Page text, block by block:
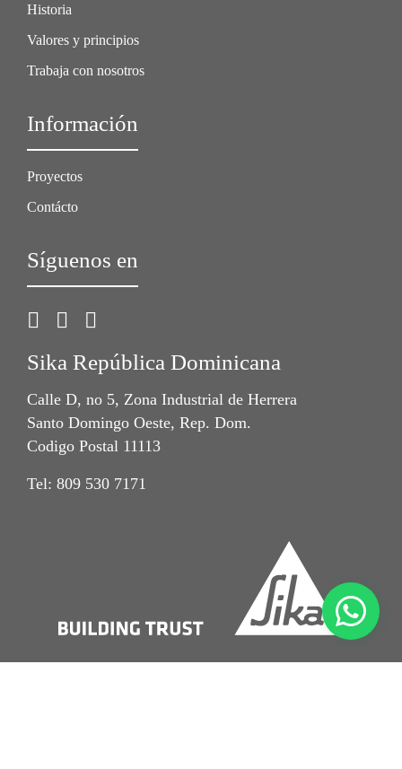
Historia
Valores y principios
Trabaja con nosotros
Información
Proyectos
Contácto
Síguenos en
Sika República Dominicana
Calle D, no 5, Zona Industrial de Herrera
Santo Domingo Oeste, Rep. Dom.
Codigo Postal 11113
Tel: 809 530 7171